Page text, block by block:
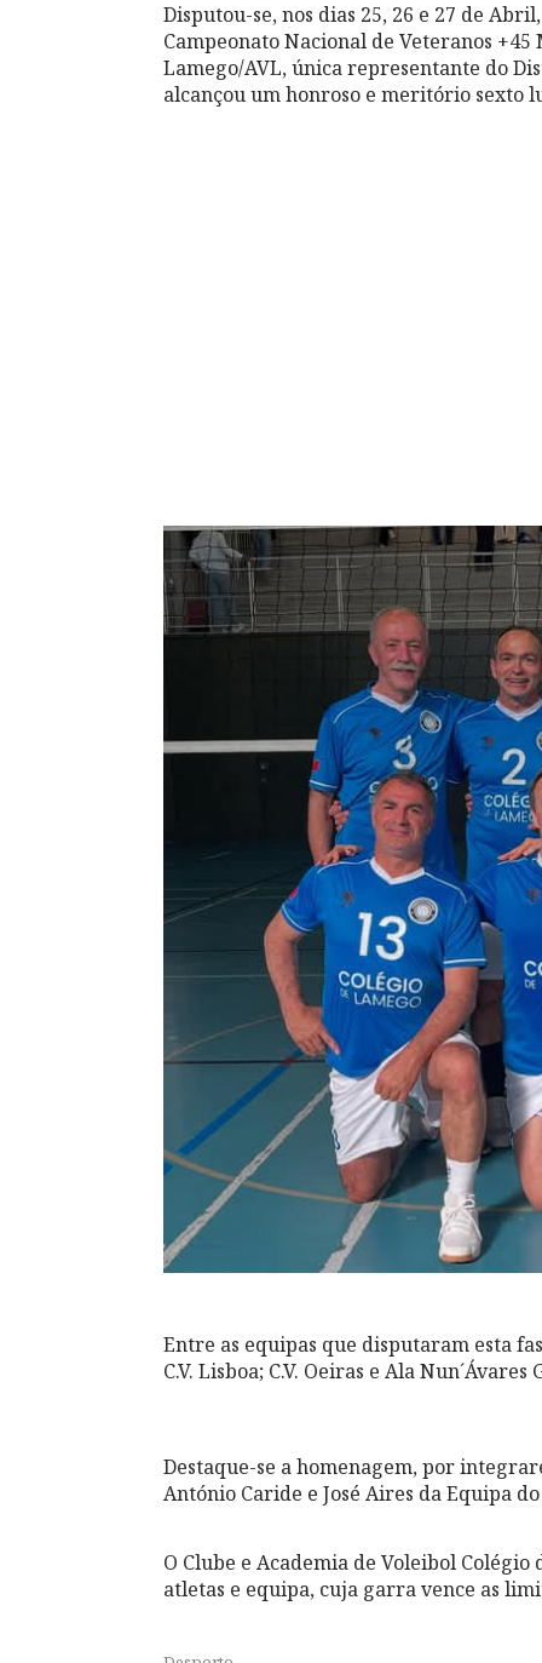
Disputou-se, nos dias 25, 26 e 27 de
Campeonato Nacional de Veteranos
Lamego/AVL, única representante do
alcançou um honroso e meritório sexto
Entre as equipas que disputaram esta
C.V. Lisboa; C.V. Oeiras e Ala Nun´Ávares
Destaque-se a homenagem, por
António Caride e José Aires da Equipa
O Clube e Academia de Voleibol
atletas e equipa, cuja garra vence as